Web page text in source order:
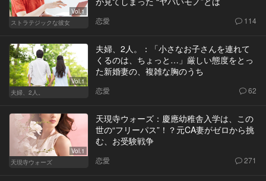
Vol.1
ストラテジックな彼女
恋愛 114
Vol.1
夫婦、2人。
夫婦、2人。：「小さなお子さんを連れて
くるのは、ちょっと…」厳しい態度をとっ
た新婚妻の、複雑な胸のうち
恋愛 62
Vol.1
天現寺ウォーズ
天現寺ウォーズ：慶應幼稚舎入学は、この
世の“フリーパス”！？元CA妻がゼロから挑
む、お受験戦争
恋愛 271